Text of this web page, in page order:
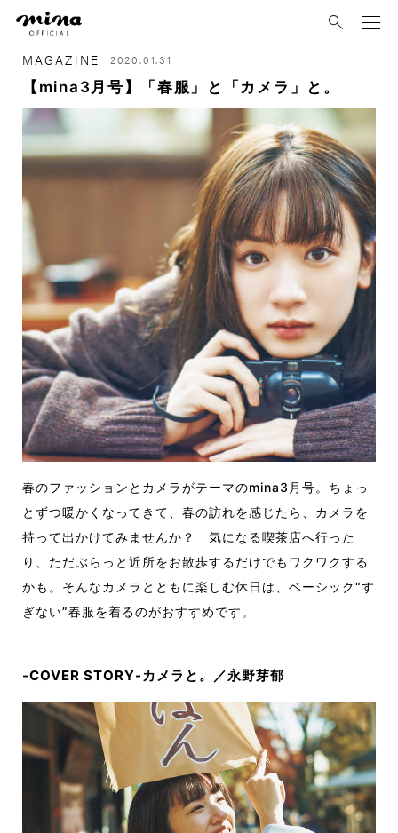
MAGAZINE 2020.01.31
【mina3月号】「春服」と「カメラ」と。
春のファッションとカメラがテーマのmina3月号。ちょっ
とずつ暖かくなってきて、春の訪れを感じたら、カメラを
持って出かけてみませんか？ 気になる喫茶店へ行った
り、ただぶらっと近所をお散歩するだけでもワクワクする
かも。そんなカメラとともに楽しむ休日は、ベーシック“す
ぎない”春服を着るのがおすすめです。
-COVER STORY-カメラと。／永野芽郁